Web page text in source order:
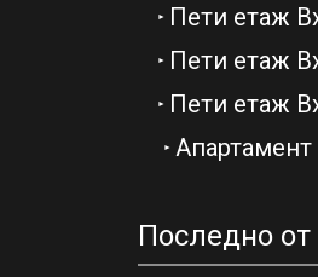
Пети етаж
Пети етаж
Пети етаж
Апартамент
Последно от